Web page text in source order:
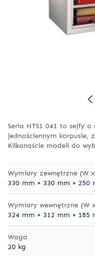
Seria HTS1 041 to sejfy o
jednościennym korpusie,
Kilkanaście modeli do
Wymiary zewnętrzne (W
330 mm × 330 mm × 250
Wymiary wewnętrzne (W
324 mm × 312 mm × 185
Waga
20 kg